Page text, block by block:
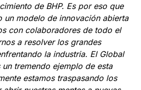
de BHP. Es por eso que
un modelo de innovación abierta
con colaboradores de todo el
a resolver los grandes
la industria. El Global
un tremendo ejemplo de esta
estamos traspasando los